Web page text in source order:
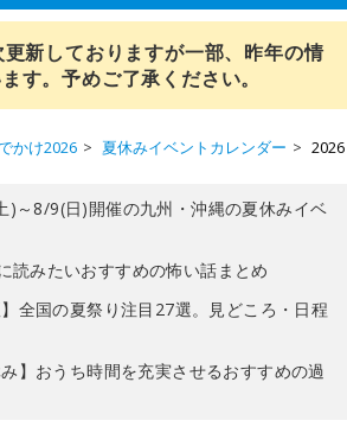
新しておりますが一部、昨年の情
す。予めご了承ください。
かけ2026 夏休みイベントカレンダー
)～8/9(日)開催の九州・沖縄の夏休みイベ
読みたいおすすめの怖い話まとめ
】全国の夏祭り注目27選。見どころ・日程
み】おうち時間を充実させるおすすめの過